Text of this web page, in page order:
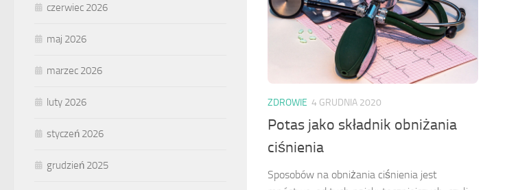
ZDROWIE 4 GRUDNIA 2020
Potas jako składnik obniżania
ciśnienia
Sposobów na obniżania ciśnienia jest
czerwiec 2026
maj 2026
marzec 2026
luty 2026
styczeń 2026
grudzień 2025